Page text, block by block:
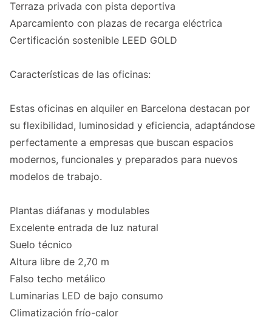
Terraza privada con pista deportiva
Aparcamiento con plazas de recarga eléctrica
Certificación sostenible LEED GOLD
Características de las oficinas:
Estas oficinas en alquiler en Barcelona destacan por
su flexibilidad, luminosidad y eficiencia, adaptándose
perfectamente a empresas que buscan espacios
modernos, funcionales y preparados para nuevos
modelos de trabajo.
Plantas diáfanas y modulables
Excelente entrada de luz natural
Suelo técnico
Altura libre de 2,70 m
Falso techo metálico
Luminarias LED de bajo consumo
Climatización frío-calor